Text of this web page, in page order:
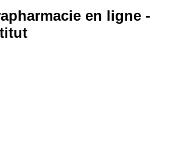
en ligne -